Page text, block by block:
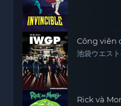
Công viên
池袋ウエス
Rick và